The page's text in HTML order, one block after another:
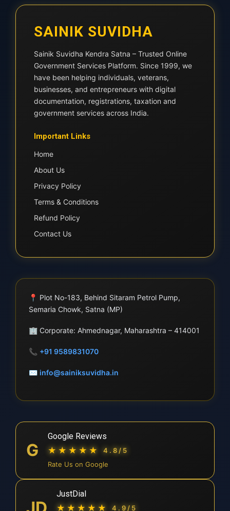
SAINIK SUVIDHA
Sainik Suvidha Kendra Satna – Trusted Online
Government Services Platform. Since 1999, we
have been helping individuals, veterans,
businesses, and entrepreneurs with digital
documentation, registrations, taxation and
government services across India.
Important Links
Home
About Us
Privacy Policy
Terms & Conditions
Refund Policy
Contact Us
📍 Plot No-183, Behind Sitaram Petrol Pump,
Semaria Chowk, Satna (MP)
🏢 Corporate: Ahmednagar, Maharashtra – 414001
📞 +91 9589831070
✉ info@sainiksuvidha.in
G
Google Reviews
★★★★★
4.8/5
Rate Us on Google
JustDial
★★★★★ 4.9/5